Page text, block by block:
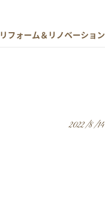
リフォーム＆リノベーション
2022/8/14